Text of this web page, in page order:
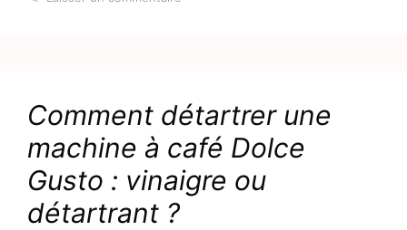
Comment détartrer une
machine à café Dolce
Gusto : vinaigre ou
détartrant ?